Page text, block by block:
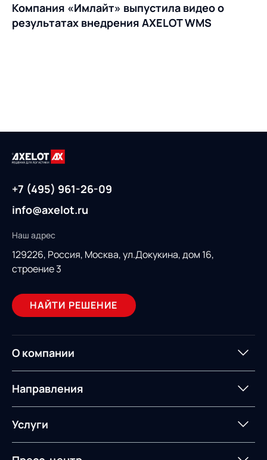
Компания «Имлайт» выпустила видео о
результатах внедрения AXELOT WMS
+7 (495) 961-26-09
info@axelot.ru
Наш адрес
129226, Россия, Москва, ул.Докукина, дом 16,
строение 3
НАЙТИ РЕШЕНИЕ
О компании
О компании
ИТ-аккредитация
Импортозамещение
Направления
Управление цепями
поставок
Услуги
Логистический